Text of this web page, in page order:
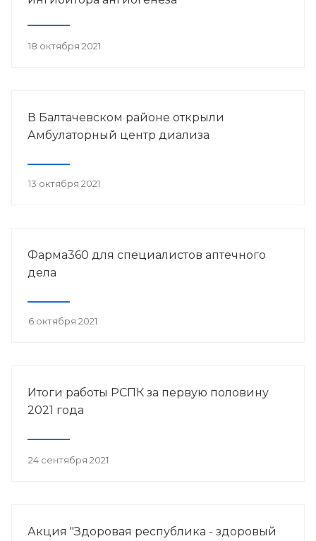
18 октября 2021
В Балтачевском районе открыли
Амбулаторный центр диализа
13 октября 2021
Фарма360 для специалистов аптечного
дела
6 октября 2021
Итоги работы РСПК за первую половину
2021 года
24 сентября 2021
Акция "Здоровая республика - здоровый